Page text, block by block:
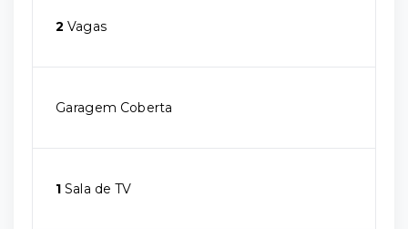
2 Vagas
Garagem Coberta
1 Sala de TV